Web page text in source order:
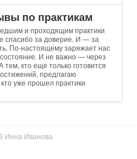
по практикам
и проходящим практики
спасибо за доверие. И — за
По-настоящему заряжает нас
состояние. И не важно — через
кто еще только готовится
предлагаю
уже прошел практики
Инна Иванова